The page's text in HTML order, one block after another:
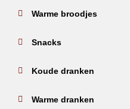
Warme broodjes
Snacks
Koude dranken
Warme dranken